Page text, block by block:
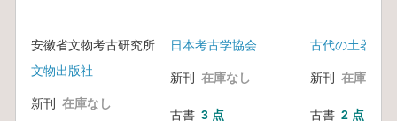
安徽省文物考古研究所
文物出版社
新刊 在庫なし
日本考古学協会
新刊 在庫なし
古書 3 点
古代の土器研
新刊 在庫なし
古書 2 点